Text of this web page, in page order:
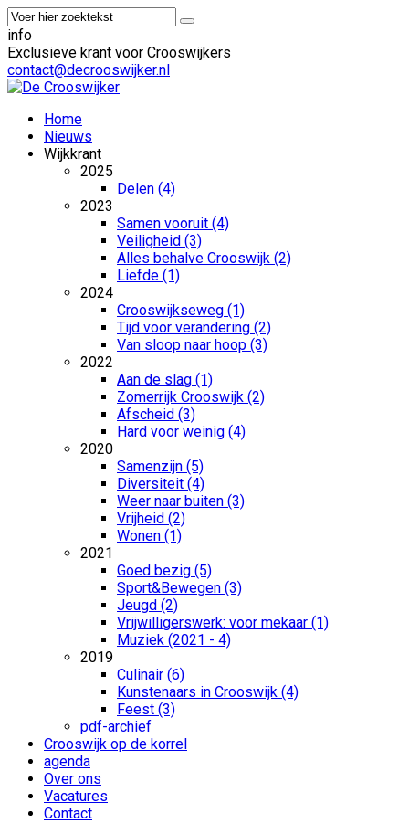
info
Exclusieve krant voor Crooswijkers
contact@decrooswijker.nl
Home
Nieuws
Wijkkrant
2025
Delen (4)
2023
Samen vooruit (4)
Veiligheid (3)
Alles behalve Crooswijk (2)
Liefde (1)
2024
Crooswijkseweg (1)
Tijd voor verandering (2)
Van sloop naar hoop (3)
2022
Aan de slag (1)
Zomerrijk Crooswijk (2)
Afscheid (3)
Hard voor weinig (4)
2020
Samenzijn (5)
Diversiteit (4)
Weer naar buiten (3)
Vrijheid (2)
Wonen (1)
2021
Goed bezig (5)
Sport&Bewegen (3)
Jeugd (2)
Vrijwilligerswerk: voor mekaar (1)
Muziek (2021 - 4)
2019
Culinair (6)
Kunstenaars in Crooswijk (4)
Feest (3)
pdf-archief
Crooswijk op de korrel
agenda
Over ons
Vacatures
Contact